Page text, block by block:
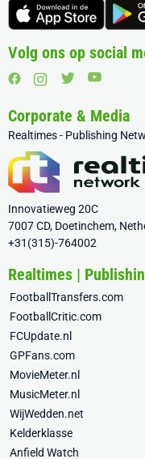
Volg ons op social
Corporate & Media
Realtimes - Publishing
Innovatieweg 20C
7007 CD, Doetinchem,
+31(315)-764002
Realtimes |
FootballTransfers.com
FootballCritic.com
FCUpdate.nl
GPFans.com
MovieMeter.nl
MusicMeter.nl
WijWedden.net
Kelderklasse
Anfield Watch